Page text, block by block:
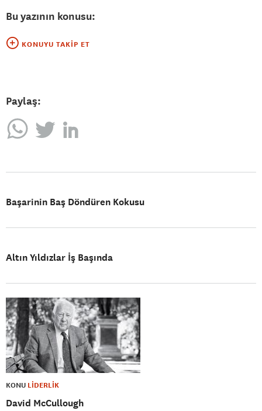
Bu yazının konusu:
KONUYU TAKIP ET
Paylaş:
Başarinin Baş Döndüren Kokusu
Altın Yıldızlar İş Başında
KONU LİDERLİK
David McCullough